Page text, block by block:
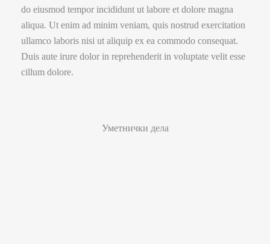
do eiusmod tempor incididunt ut labore et dolore magna
aliqua. Ut enim ad minim veniam, quis nostrud exercitation
ullamco laboris nisi ut aliquip ex ea commodo consequat.
Duis aute irure dolor in reprehenderit in voluptate velit esse
cillum dolore.
Уметнички дела